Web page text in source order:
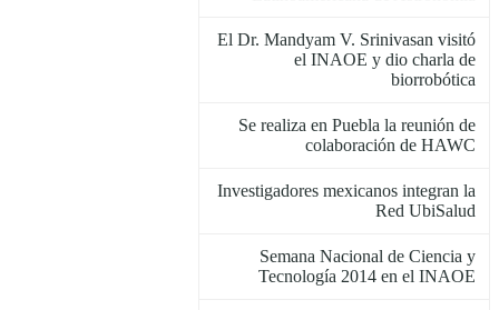
El Dr. Mandyam V. Srinivasan visitó
el INAOE y dio charla de
biorrobótica
Se realiza en Puebla la reunión de
colaboración de HAWC
Investigadores mexicanos integran la
Red UbiSalud
Semana Nacional de Ciencia y
Tecnología 2014 en el INAOE